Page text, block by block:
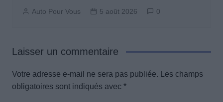
Auto Pour Vous 5 août 2026 0
Laisser un commentaire
Votre adresse e-mail ne sera pas publiée.
Les champs
obligatoires sont indiqués avec *